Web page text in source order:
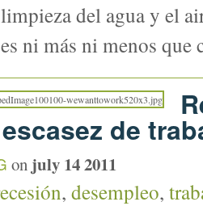
del agua y el
ni más ni menos que
de
on july 14 2011
, desempleo,